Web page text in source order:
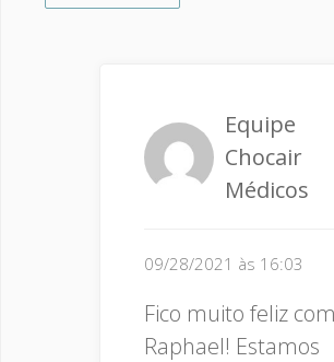
Equipe
Chocair
Médicos
09/28/2021 às 16:03
Fico muito feliz
Raphael! Estamos